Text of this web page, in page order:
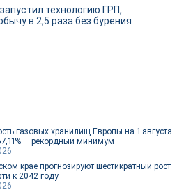
технологию ГРП,
в 2,5 раза без бурения
газовых хранилищ Европы на 1 августа
— рекордный минимум
крае прогнозируют шестикратный рост
к 2042 году